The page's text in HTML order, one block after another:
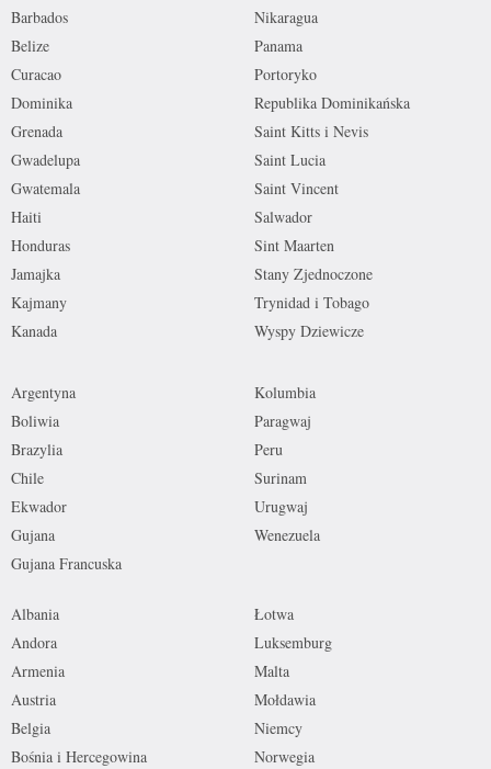
Barbados
Belize
Curacao
Dominika
Grenada
Gwadelupa
Gwatemala
Haiti
Honduras
Jamajka
Kajmany
Kanada
Nikaragua
Panama
Portoryko
Republika Dominikańska
Saint Kitts i Nevis
Saint Lucia
Saint Vincent
Salwador
Sint Maarten
Stany Zjednoczone
Trynidad i Tobago
Wyspy Dziewicze
Argentyna
Boliwia
Brazylia
Chile
Ekwador
Gujana
Gujana Francuska
Kolumbia
Paragwaj
Peru
Surinam
Urugwaj
Wenezuela
Albania
Andora
Armenia
Austria
Belgia
Bośnia i Hercegowina
Łotwa
Luksemburg
Malta
Mołdawia
Niemcy
Norwegia